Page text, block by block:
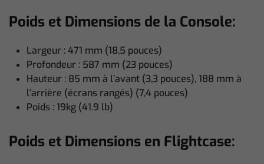
Poids et Dimensions de la Console:
Largeur : 471 mm (18,5 pouces)
Profondeur : 587 mm (23 pouces)
Hauteur : 85 mm à l’avant (3,3 pouces), 188 mm à
l’arrière (écrans rangés) (7,4 pouces)
Poids : 19kg (41.9 lb)
Poids et Dimensions en Flightcase: